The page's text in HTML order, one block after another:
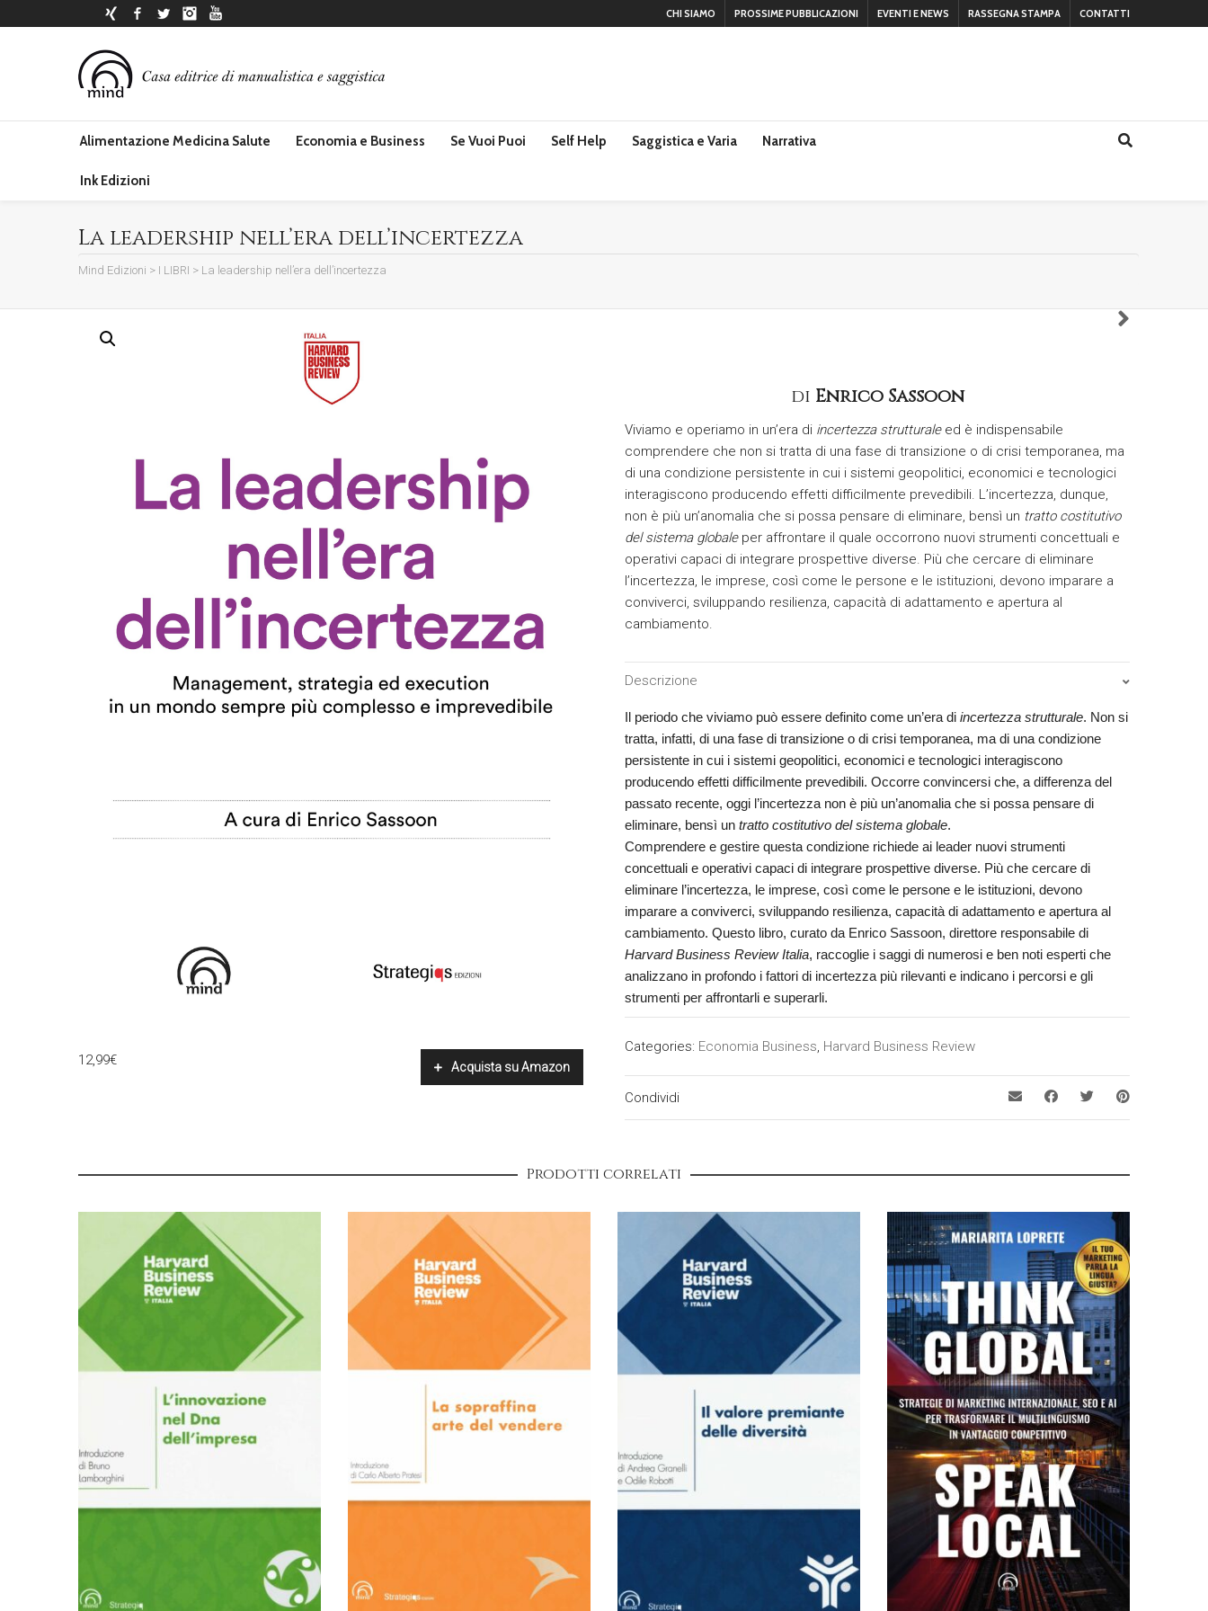
Xing Facebook
Twitter Instagram CHI SIAMO PROSSIME PUBBLICAZIONI EVENTI E NEWS RASSEGNA STAMPA CONTATTI
Alimentazione Medicina Salute Economia e Business Se Vuoi Puoi Self Help Saggistica e Varia Narrativa
Ink Edizioni
La leadership nell’era dell’incertezza
Mind Edizioni > I LIBRI > La leadership nell’era dell’incertezza
12,99€ Acquista su Amazon
di Enrico Sassoon
Viviamo e operiamo in un’era di incertezza strutturaleed è indispensabile
comprendere che non si tratta di una fase di transizione o di crisi temporanea, ma
di una condizione persistente in cui i sistemi geopolitici, economici e tecnologici
interagiscono producendo effetti difficilmente prevedibili. L’incertezza, dunque,
non è più un’anomalia che si possa pensare di eliminare, bensì un tratto costitutivo
del sistema globaleper affrontare il quale occorrono nuovi strumenti concettuali e
operativi capaci di integrare prospettive diverse. Più che cercare di eliminare
l’incertezza, le imprese, così come le persone e le istituzioni, devono imparare a
conviverci, sviluppando resilienza, capacità di adattamento e apertura al
cambiamento.
Descrizione
Il periodo che viviamo può essere definito come un’era di incertezza strutturale. Non si
tratta, infatti, di una fase di transizione o di crisi temporanea, ma di una condizione
persistente in cui i sistemi geopolitici, economici e tecnologici interagiscono
producendo effetti difficilmente prevedibili. Occorre convincersi che, a differenza del
passato recente, oggi l’incertezza non è più un’anomalia che si possa pensare di
eliminare, bensì untratto costitutivo del sistema globale.
Comprendere e gestire questa condizione richiede ai leader nuovi strumenti
concettuali e operativi capaci di integrare prospettive diverse. Più che cercare di
eliminare l’incertezza, le imprese, così come le persone e le istituzioni, devono
imparare a conviverci, sviluppando resilienza, capacità di adattamento e apertura al
cambiamento. Questo libro, curato da Enrico Sassoon, direttore responsabile di
Harvard Business Review Italia, raccoglie i saggi di numerosi e ben noti esperti che
analizzano in profondo i fattori di incertezza più rilevanti e indicano i percorsi e gli
strumenti per affrontarli e superarli.
Categories: Economia Business, Harvard Business Review
Condividi
Prodotti correlati